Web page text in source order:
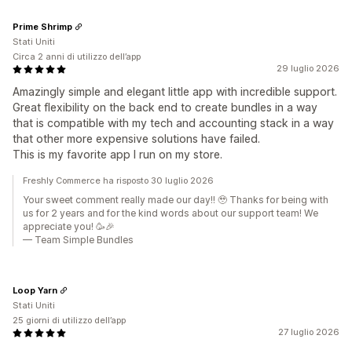
29 luglio 2026
Amazingly simple and elegant little app with incredible support.
Great flexibility on the back end to create bundles in a way
that is compatible with my tech and accounting stack in a way
that other more expensive solutions have failed.
This is my favorite app I run on my store.
Prime Shrimp
Stati Uniti
Circa 2 anni di utilizzo dell’app
Freshly Commerce ha risposto 30 luglio 2026
Your sweet comment really made our day!! 🥹 Thanks for being with
us for 2 years and for the kind words about our support team! We
appreciate you! 🥳🎉
— Team Simple Bundles
27 luglio 2026
Loop Yarn
Stati Uniti
25 giorni di utilizzo dell’app